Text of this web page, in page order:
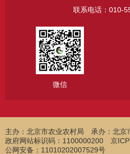
联系电话：010-
微信
主办：北京市农业农村局
承办：北京
政府网站标识码：1100000200 京
公网安备：11010202007529号